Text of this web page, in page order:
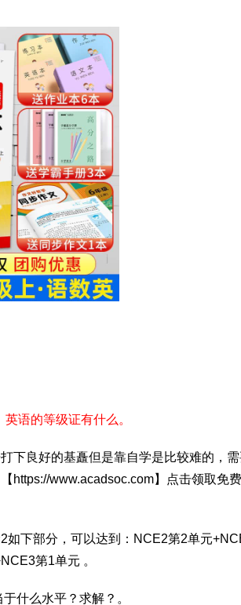
语的等级证有什么。
下良好的基矗但是靠自学是比较难的，
https://www.acadsoc.com】点击领取免
如下部分，可以达到：NCE2第2单元
第1单元 。
什么水平？求解？。